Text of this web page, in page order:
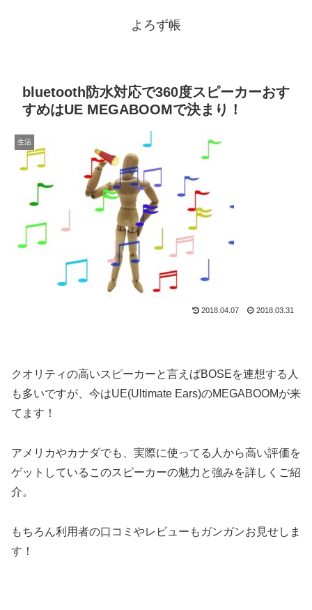
よろず帳
bluetooth防水対応で360度スピーカーおす
すめはUE MEGABOOMで決まり！
生活
2018.04.07 2018.03.31
クオリティの高いスピーカーと言えばBOSEを連想する人
も多いですが、今はUE(Ultimate Ears)のMEGABOOMが来
てます！
アメリカやカナダでも、実際に使ってる人から高い評価を
ゲットしているこのスピーカーの魅力と強みを詳しくご紹
介。
もちろん利用者の口コミやレビューもガンガンお見せしま
す！